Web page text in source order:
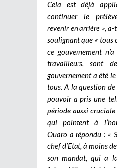
Cela est déjà
continuer le
revenir en arrière »,
soulignant que « tous
ce gouvernement
travailleurs, sont
gouvernement a été
tous.A la question
pouvoir a pris une
période aussi
qui pointent à
Ouaro a répondu : «
chef d’Etat, à moins
son mandat, qui a